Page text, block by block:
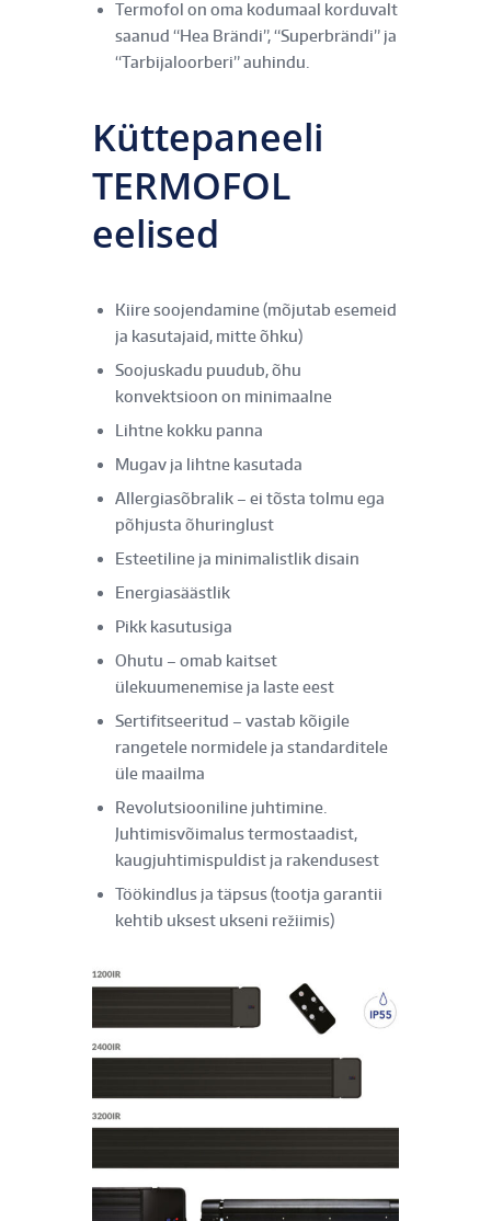
Termofol on oma kodumaal korduvalt
saanud “Hea Brändi”, “Superbrändi” ja
“Tarbijaloorberi” auhindu.
Küttepaneeli
TERMOFOL
eelised
Kiire soojendamine (mõjutab esemeid
ja kasutajaid, mitte õhku)
Soojuskadu puudub, õhu
konvektsioon on minimaalne
Lihtne kokku panna
Mugav ja lihtne kasutada
Allergiasõbralik – ei tõsta tolmu ega
põhjusta õhuringlust
Esteetiline ja minimalistlik disain
Energiasäästlik
Pikk kasutusiga
Ohutu – omab kaitset
ülekuumenemise ja laste eest
Sertifitseeritud – vastab kõigile
rangetele normidele ja standarditele
üle maailma
Revolutsiooniline juhtimine.
Juhtimisvõimalus termostaadist,
kaugjuhtimispuldist ja rakendusest
Töökindlus ja täpsus (tootja garantii
kehtib uksest ukseni režiimis)